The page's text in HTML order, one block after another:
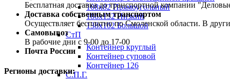
108х82 Прямоугольный
186х132 Низкий
138х102 Большой
СтП
Контейнер круглый
Контейнер суповой
Контейнер 126
С.П.Г.
Бесплатная доставка до транспортной компании
Доставка собственным транспортом
Осуществляет бесплатно по Смоленской области. В
Самовывоз
В рабочие дни с 9-00 до 17-00
Почта России
Регионы доставки: